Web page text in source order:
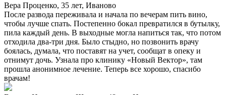
Вера Проценко, 35 лет, Иваново
После развода переживала и начала по вечерам пить вино,
чтобы лучше спать. Постепенно бокал превратился в бутылку,
пила каждый день. В выходные могла напиться так, что потом
отходила два-три дня. Было стыдно, но позвонить врачу
боялась, думала, что поставят на учет, сообщат в опеку и
отнимут дочь. Узнала про клинику «Новый Вектор», там
прошла анонимное лечение. Теперь все хорошо, спасибо
врачам!